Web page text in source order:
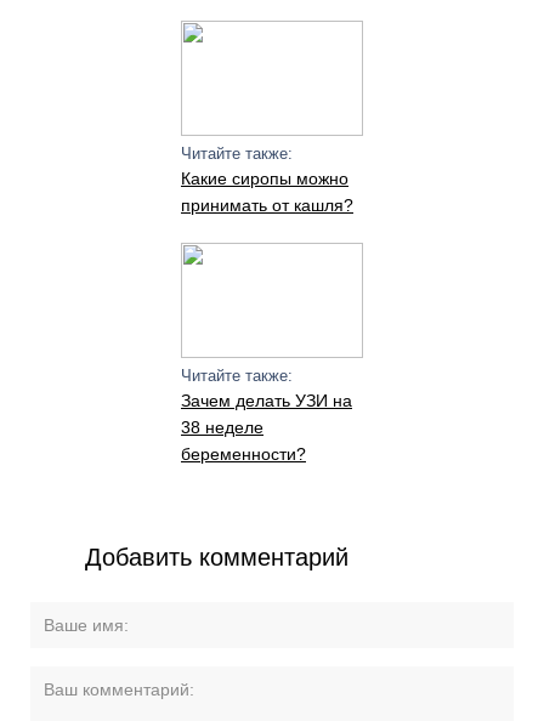
Читайте также:
Какие сиропы можно
принимать от кашля?
Читайте также:
Зачем делать УЗИ на
38 неделе
беременности?
Добавить комментарий